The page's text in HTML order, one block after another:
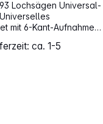
Lochsägen Universal-
mit 6-Kant-Aufnahme
bis 13 mm.
von Ø 16 - 76 mm
ca. 1-5